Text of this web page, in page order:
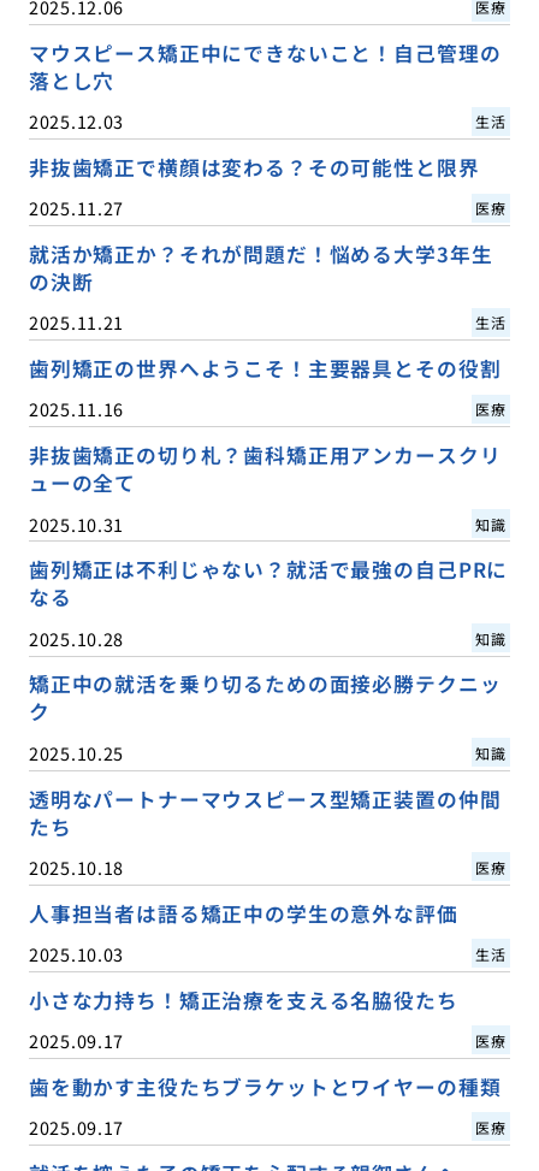
2025.12.06 医療
マウスピース矯正中にできないこと！自己管理の
落とし穴
2025.12.03 生活
非抜歯矯正で横顔は変わる？その可能性と限界
2025.11.27 医療
就活か矯正か？それが問題だ！悩める大学3年生
の決断
2025.11.21 生活
歯列矯正の世界へようこそ！主要器具とその役割
2025.11.16 医療
非抜歯矯正の切り札？歯科矯正用アンカースクリ
ューの全て
2025.10.31 知識
歯列矯正は不利じゃない？就活で最強の自己PRに
なる
2025.10.28 知識
矯正中の就活を乗り切るための面接必勝テクニッ
ク
2025.10.25 知識
透明なパートナーマウスピース型矯正装置の仲間
たち
2025.10.18 医療
人事担当者は語る矯正中の学生の意外な評価
2025.10.03 生活
小さな力持ち！矯正治療を支える名脇役たち
2025.09.17 医療
歯を動かす主役たちブラケットとワイヤーの種類
2025.09.17 医療